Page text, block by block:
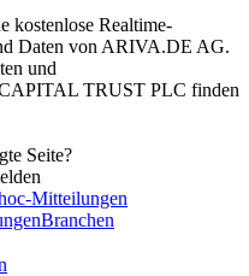
kostenlose Realtime-
Daten von ARIVA.DE AG.
und
TRUST PLC finden
Seite?
Mitteilungen
Branchen